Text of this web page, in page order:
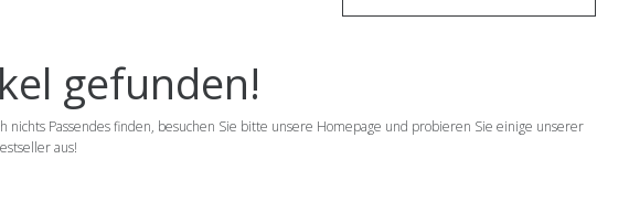
gefunden!
Passendes finden, besuchen Sie bitte unsere Homepage und probieren Sie einige unserer
aus!